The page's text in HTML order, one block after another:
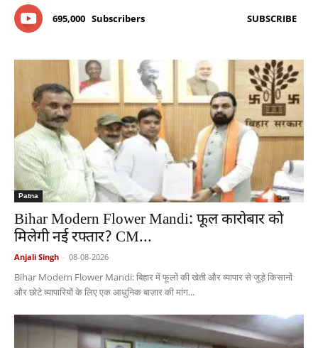
695,000 Subscribers SUBSCRIBE
Patna
Bihar Modern Flower Mandi: फूल कारोबार को
मिलेगी नई रफ्तार? CM...
Anjali Singh - 08-08-2026
Bihar Modern Flower Mandi: बिहार में फूलों की खेती और व्यापार से जुड़े किसानों
और छोटे व्यापारियों के लिए एक आधुनिक बाज़ार की मांग...